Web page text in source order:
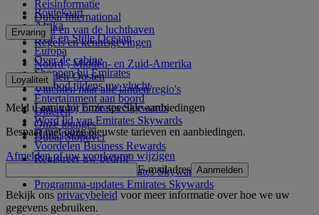
Reisinformatie
Dubai International
Naar en van de luchthaven
Regels en kennisgevingen
Routekaart
Afrika
Azië en Stille Oceaan
Europa
Noord-, Midden- en Zuid-Amerika
Midden-Oosten
Vluchten naar alle landen/regio's
Ervaring
Over de cabine
Shoppen bij Emirates
Aanbod tijdens uw vlucht
Entertainment aan boord
Dineren
Onze lounges
Dubai Stopover
Loyaliteit
Log in bij Emirates Skywards
Word lid van Emirates Skywards
Onze partners
Voordelen Business Rewards
Registreer uw bedrijf
Programmaregels Emirates Skywards
Programma-updates Emirates Skywards
Meld u aan voor onze speciale aanbiedingen
Bespaar met onze nieuwste tarieven en aanbiedingen.
Afmelden of uw voorkeuren wijzigen
E-mailadres Aanmelden
Bekijk ons privacybeleid voor meer informatie over hoe we uw
gegevens gebruiken.